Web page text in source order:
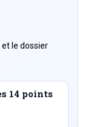
le dossier
14 points